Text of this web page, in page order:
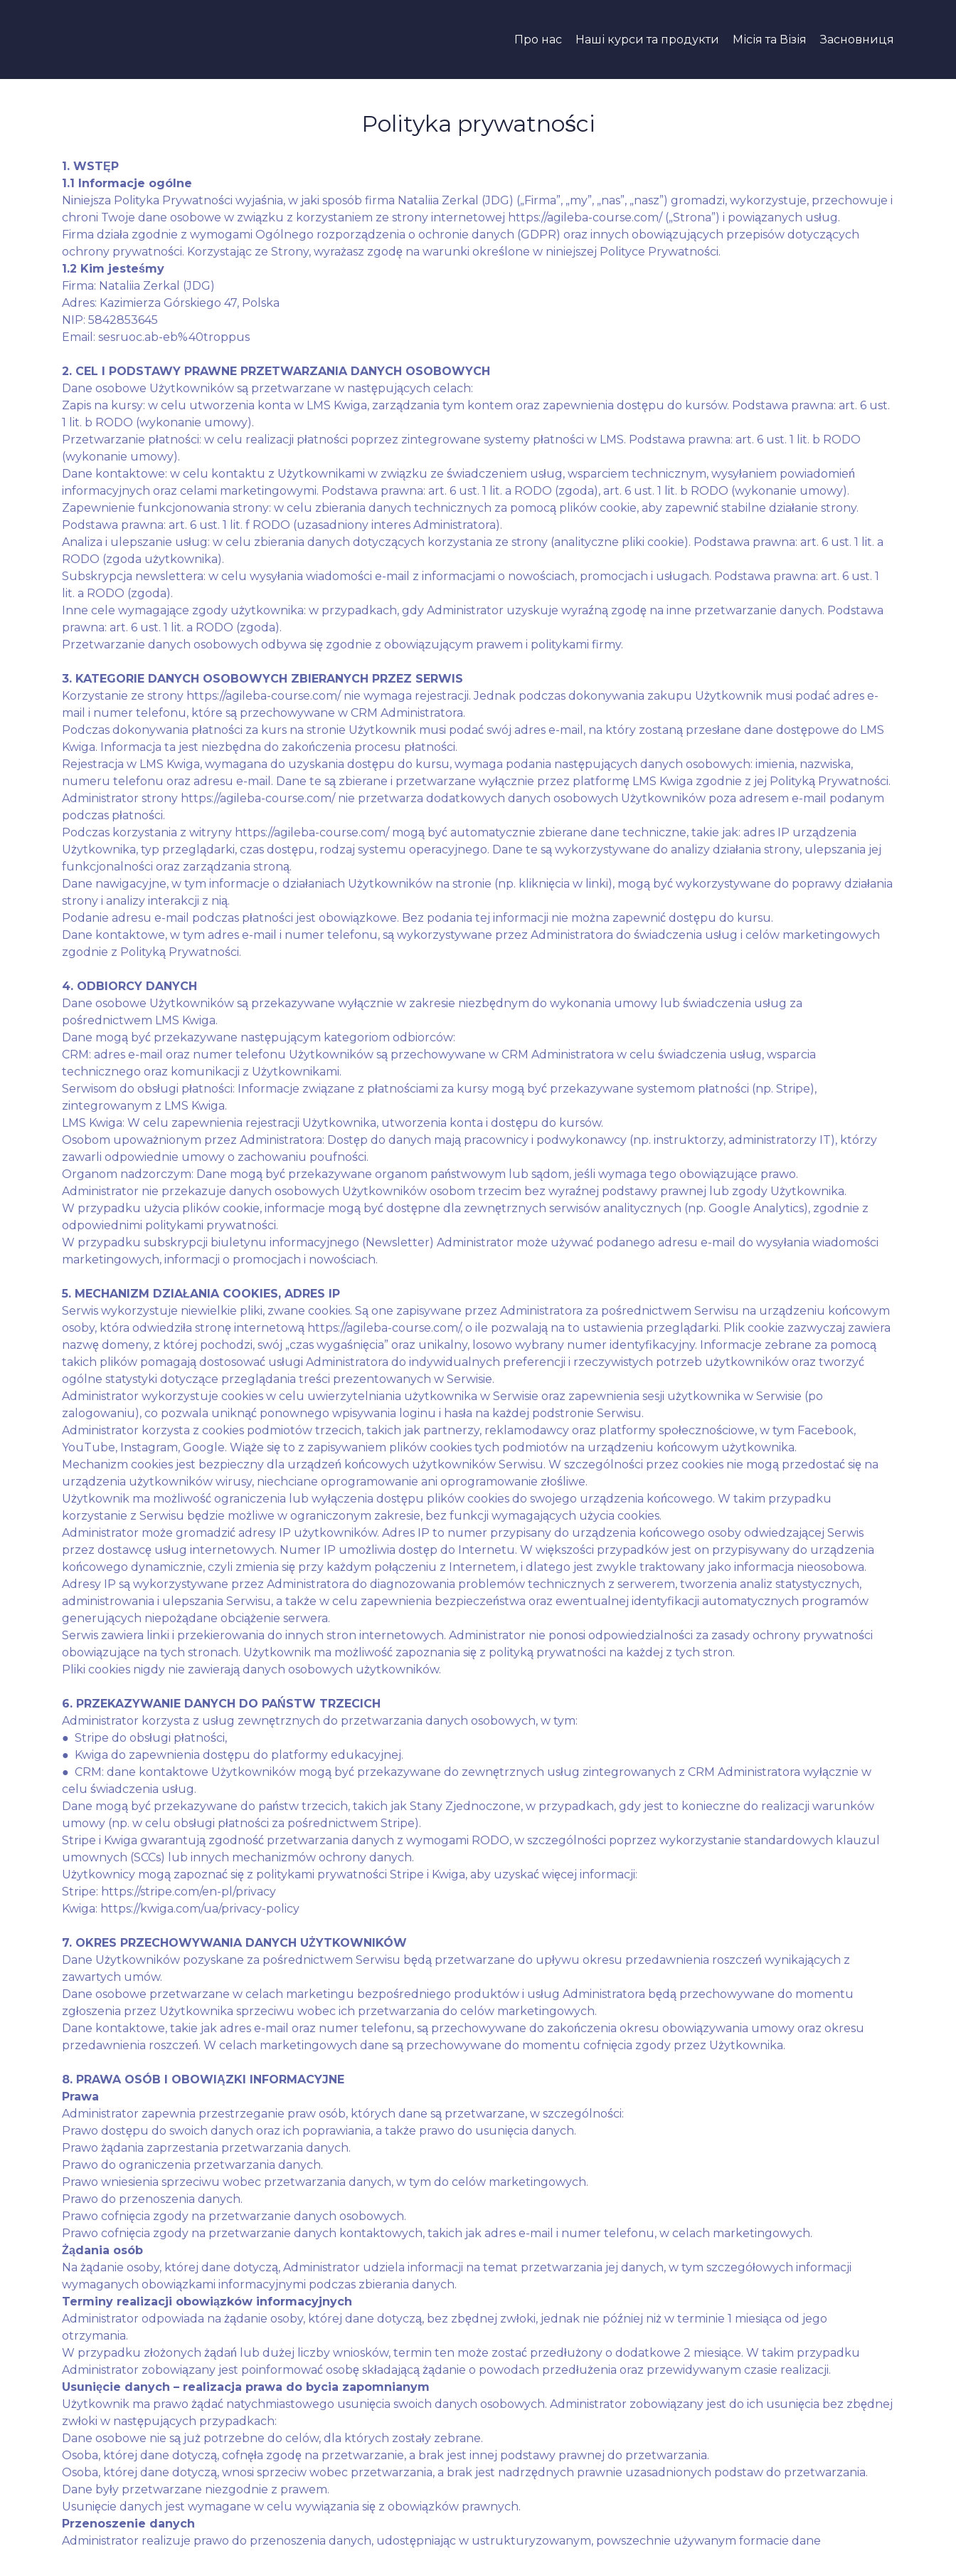
Про нас Наші курси та продукти Місія та Візія Засновниця
Polityka prywatności
1. WSTĘP
1.1 Informacje ogólne
Niniejsza Polityka Prywatności wyjaśnia, w jaki sposób firma Nataliia Zerkal (JDG) („Firma”, „my”, „nas”, „nasz”) gromadzi, wykorzystuje, przechowuje i
chroni Twoje dane osobowe w związku z korzystaniem ze strony internetowej https://agileba-course.com/ („Strona”) i powiązanych usług.
Firma działa zgodnie z wymogami Ogólnego rozporządzenia o ochronie danych (GDPR) oraz innych obowiązujących przepisów dotyczących
ochrony prywatności. Korzystając ze Strony, wyrażasz zgodę na warunki określone w niniejszej Polityce Prywatności.
1.2 Kim jesteśmy
Firma: Nataliia Zerkal (JDG)
Adres: Kazimierza Górskiego 47, Polska
NIP: 5842853645
Email: sesruoc.ab-eb%40troppus
2. CEL I PODSTAWY PRAWNE PRZETWARZANIA DANYCH OSOBOWYCH
Dane osobowe Użytkowników są przetwarzane w następujących celach:
Zapis na kursy: w celu utworzenia konta w LMS Kwiga, zarządzania tym kontem oraz zapewnienia dostępu do kursów. Podstawa prawna: art. 6 ust.
1 lit. b RODO (wykonanie umowy).
Przetwarzanie płatności: w celu realizacji płatności poprzez zintegrowane systemy płatności w LMS. Podstawa prawna: art. 6 ust. 1 lit. b RODO
(wykonanie umowy).
Dane kontaktowe: w celu kontaktu z Użytkownikami w związku ze świadczeniem usług, wsparciem technicznym, wysyłaniem powiadomień
informacyjnych oraz celami marketingowymi. Podstawa prawna: art. 6 ust. 1 lit. a RODO (zgoda), art. 6 ust. 1 lit. b RODO (wykonanie umowy).
Zapewnienie funkcjonowania strony: w celu zbierania danych technicznych za pomocą plików cookie, aby zapewnić stabilne działanie strony.
Podstawa prawna: art. 6 ust. 1 lit. f RODO (uzasadniony interes Administratora).
Analiza i ulepszanie usług: w celu zbierania danych dotyczących korzystania ze strony (analityczne pliki cookie). Podstawa prawna: art. 6 ust. 1 lit. a
RODO (zgoda użytkownika).
Subskrypcja newslettera: w celu wysyłania wiadomości e-mail z informacjami o nowościach, promocjach i usługach. Podstawa prawna: art. 6 ust. 1
lit. a RODO (zgoda).
Inne cele wymagające zgody użytkownika: w przypadkach, gdy Administrator uzyskuje wyraźną zgodę na inne przetwarzanie danych. Podstawa
prawna: art. 6 ust. 1 lit. a RODO (zgoda).
Przetwarzanie danych osobowych odbywa się zgodnie z obowiązującym prawem i politykami firmy.
3. KATEGORIE DANYCH OSOBOWYCH ZBIERANYCH PRZEZ SERWIS
Korzystanie ze strony https://agileba-course.com/ nie wymaga rejestracji. Jednak podczas dokonywania zakupu Użytkownik musi podać adres e-
mail i numer telefonu, które są przechowywane w CRM Administratora.
Podczas dokonywania płatności za kurs na stronie Użytkownik musi podać swój adres e-mail, na który zostaną przesłane dane dostępowe do LMS
Kwiga. Informacja ta jest niezbędna do zakończenia procesu płatności.
Rejestracja w LMS Kwiga, wymagana do uzyskania dostępu do kursu, wymaga podania następujących danych osobowych: imienia, nazwiska,
numeru telefonu oraz adresu e-mail. Dane te są zbierane i przetwarzane wyłącznie przez platformę LMS Kwiga zgodnie z jej Polityką Prywatności.
Administrator strony https://agileba-course.com/ nie przetwarza dodatkowych danych osobowych Użytkowników poza adresem e-mail podanym
podczas płatności.
Podczas korzystania z witryny https://agileba-course.com/ mogą być automatycznie zbierane dane techniczne, takie jak: adres IP urządzenia
Użytkownika, typ przeglądarki, czas dostępu, rodzaj systemu operacyjnego. Dane te są wykorzystywane do analizy działania strony, ulepszania jej
funkcjonalności oraz zarządzania stroną.
Dane nawigacyjne, w tym informacje o działaniach Użytkowników na stronie (np. kliknięcia w linki), mogą być wykorzystywane do poprawy działania
strony i analizy interakcji z nią.
Podanie adresu e-mail podczas płatności jest obowiązkowe. Bez podania tej informacji nie można zapewnić dostępu do kursu.
Dane kontaktowe, w tym adres e-mail i numer telefonu, są wykorzystywane przez Administratora do świadczenia usług i celów marketingowych
zgodnie z Polityką Prywatności.
4. ODBIORCY DANYCH
Dane osobowe Użytkowników są przekazywane wyłącznie w zakresie niezbędnym do wykonania umowy lub świadczenia usług za
pośrednictwem LMS Kwiga.
Dane mogą być przekazywane następującym kategoriom odbiorców:
CRM: adres e-mail oraz numer telefonu Użytkowników są przechowywane w CRM Administratora w celu świadczenia usług, wsparcia
technicznego oraz komunikacji z Użytkownikami.
Serwisom do obsługi płatności: Informacje związane z płatnościami za kursy mogą być przekazywane systemom płatności (np. Stripe),
zintegrowanym z LMS Kwiga.
LMS Kwiga: W celu zapewnienia rejestracji Użytkownika, utworzenia konta i dostępu do kursów.
Osobom upoważnionym przez Administratora: Dostęp do danych mają pracownicy i podwykonawcy (np. instruktorzy, administratorzy IT), którzy
zawarli odpowiednie umowy o zachowaniu poufności.
Organom nadzorczym: Dane mogą być przekazywane organom państwowym lub sądom, jeśli wymaga tego obowiązujące prawo.
Administrator nie przekazuje danych osobowych Użytkowników osobom trzecim bez wyraźnej podstawy prawnej lub zgody Użytkownika.
W przypadku użycia plików cookie, informacje mogą być dostępne dla zewnętrznych serwisów analitycznych (np. Google Analytics), zgodnie z
odpowiednimi politykami prywatności.
W przypadku subskrypcji biuletynu informacyjnego (Newsletter) Administrator może używać podanego adresu e-mail do wysyłania wiadomości
marketingowych, informacji o promocjach i nowościach.
5. MECHANIZM DZIAŁANIA COOKIES, ADRES IP
Serwis wykorzystuje niewielkie pliki, zwane cookies. Są one zapisywane przez Administratora za pośrednictwem Serwisu na urządzeniu końcowym
osoby, która odwiedziła stronę internetową https://agileba-course.com/, o ile pozwalają na to ustawienia przeglądarki. Plik cookie zazwyczaj zawiera
nazwę domeny, z której pochodzi, swój „czas wygaśnięcia” oraz unikalny, losowo wybrany numer identyfikacyjny. Informacje zebrane za pomocą
takich plików pomagają dostosować usługi Administratora do indywidualnych preferencji i rzeczywistych potrzeb użytkowników oraz tworzyć
ogólne statystyki dotyczące przeglądania treści prezentowanych w Serwisie.
Administrator wykorzystuje cookies w celu uwierzytelniania użytkownika w Serwisie oraz zapewnienia sesji użytkownika w Serwisie (po
zalogowaniu), co pozwala uniknąć ponownego wpisywania loginu i hasła na każdej podstronie Serwisu.
Administrator korzysta z cookies podmiotów trzecich, takich jak partnerzy, reklamodawcy oraz platformy społecznościowe, w tym Facebook,
YouTube, Instagram, Google. Wiąże się to z zapisywaniem plików cookies tych podmiotów na urządzeniu końcowym użytkownika.
Mechanizm cookies jest bezpieczny dla urządzeń końcowych użytkowników Serwisu. W szczególności przez cookies nie mogą przedostać się na
urządzenia użytkowników wirusy, niechciane oprogramowanie ani oprogramowanie złośliwe.
Użytkownik ma możliwość ograniczenia lub wyłączenia dostępu plików cookies do swojego urządzenia końcowego. W takim przypadku
korzystanie z Serwisu będzie możliwe w ograniczonym zakresie, bez funkcji wymagających użycia cookies.
Administrator może gromadzić adresy IP użytkowników. Adres IP to numer przypisany do urządzenia końcowego osoby odwiedzającej Serwis
przez dostawcę usług internetowych. Numer IP umożliwia dostęp do Internetu. W większości przypadków jest on przypisywany do urządzenia
końcowego dynamicznie, czyli zmienia się przy każdym połączeniu z Internetem, i dlatego jest zwykle traktowany jako informacja nieosobowa.
Adresy IP są wykorzystywane przez Administratora do diagnozowania problemów technicznych z serwerem, tworzenia analiz statystycznych,
administrowania i ulepszania Serwisu, a także w celu zapewnienia bezpieczeństwa oraz ewentualnej identyfikacji automatycznych programów
generujących niepożądane obciążenie serwera.
Serwis zawiera linki i przekierowania do innych stron internetowych. Administrator nie ponosi odpowiedzialności za zasady ochrony prywatności
obowiązujące na tych stronach. Użytkownik ma możliwość zapoznania się z polityką prywatności na każdej z tych stron.
Pliki cookies nigdy nie zawierają danych osobowych użytkowników.
6. PRZEKAZYWANIE DANYCH DO PAŃSTW TRZECICH
Administrator korzysta z usług zewnętrznych do przetwarzania danych osobowych, w tym:
● Stripe do obsługi płatności,
● Kwiga do zapewnienia dostępu do platformy edukacyjnej.
● CRM: dane kontaktowe Użytkowników mogą być przekazywane do zewnętrznych usług zintegrowanych z CRM Administratora wyłącznie w
celu świadczenia usług.
Dane mogą być przekazywane do państw trzecich, takich jak Stany Zjednoczone, w przypadkach, gdy jest to konieczne do realizacji warunków
umowy (np. w celu obsługi płatności za pośrednictwem Stripe).
Stripe i Kwiga gwarantują zgodność przetwarzania danych z wymogami RODO, w szczególności poprzez wykorzystanie standardowych klauzul
umownych (SCCs) lub innych mechanizmów ochrony danych.
Użytkownicy mogą zapoznać się z politykami prywatności Stripe i Kwiga, aby uzyskać więcej informacji:
Stripe: https://stripe.com/en-pl/privacy
Kwiga: https://kwiga.com/ua/privacy-policy
7. OKRES PRZECHOWYWANIA DANYCH UŻYTKOWNIKÓW
Dane Użytkowników pozyskane za pośrednictwem Serwisu będą przetwarzane do upływu okresu przedawnienia roszczeń wynikających z
zawartych umów.
Dane osobowe przetwarzane w celach marketingu bezpośredniego produktów i usług Administratora będą przechowywane do momentu
zgłoszenia przez Użytkownika sprzeciwu wobec ich przetwarzania do celów marketingowych.
Dane kontaktowe, takie jak adres e-mail oraz numer telefonu, są przechowywane do zakończenia okresu obowiązywania umowy oraz okresu
przedawnienia roszczeń. W celach marketingowych dane są przechowywane do momentu cofnięcia zgody przez Użytkownika.
8. PRAWA OSÓB I OBOWIĄZKI INFORMACYJNE
Prawa
Administrator zapewnia przestrzeganie praw osób, których dane są przetwarzane, w szczególności:
Prawo dostępu do swoich danych oraz ich poprawiania, a także prawo do usunięcia danych.
Prawo żądania zaprzestania przetwarzania danych.
Prawo do ograniczenia przetwarzania danych.
Prawo wniesienia sprzeciwu wobec przetwarzania danych, w tym do celów marketingowych.
Prawo do przenoszenia danych.
Prawo cofnięcia zgody na przetwarzanie danych osobowych.
Prawo cofnięcia zgody na przetwarzanie danych kontaktowych, takich jak adres e-mail i numer telefonu, w celach marketingowych.
Żądania osób
Na żądanie osoby, której dane dotyczą, Administrator udziela informacji na temat przetwarzania jej danych, w tym szczegółowych informacji
wymaganych obowiązkami informacyjnymi podczas zbierania danych.
Terminy realizacji obowiązków informacyjnych
Administrator odpowiada na żądanie osoby, której dane dotyczą, bez zbędnej zwłoki, jednak nie później niż w terminie 1 miesiąca od jego
otrzymania.
W przypadku złożonych żądań lub dużej liczby wniosków, termin ten może zostać przedłużony o dodatkowe 2 miesiące. W takim przypadku
Administrator zobowiązany jest poinformować osobę składającą żądanie o powodach przedłużenia oraz przewidywanym czasie realizacji.
Usunięcie danych – realizacja prawa do bycia zapomnianym
Użytkownik ma prawo żądać natychmiastowego usunięcia swoich danych osobowych. Administrator zobowiązany jest do ich usunięcia bez zbędnej
zwłoki w następujących przypadkach:
Dane osobowe nie są już potrzebne do celów, dla których zostały zebrane.
Osoba, której dane dotyczą, cofnęła zgodę na przetwarzanie, a brak jest innej podstawy prawnej do przetwarzania.
Osoba, której dane dotyczą, wnosi sprzeciw wobec przetwarzania, a brak jest nadrzędnych prawnie uzasadnionych podstaw do przetwarzania.
Dane były przetwarzane niezgodnie z prawem.
Usunięcie danych jest wymagane w celu wywiązania się z obowiązków prawnych.
Przenoszenie danych
Administrator realizuje prawo do przenoszenia danych, udostępniając w ustrukturyzowanym, powszechnie używanym formacie dane